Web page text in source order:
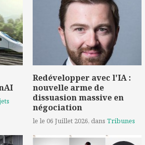
Redévelopper avec l'IA :
nouvelle arme de
dissuasion massive en
négociation
le le 06 Juillet 2026, dans Tribunes